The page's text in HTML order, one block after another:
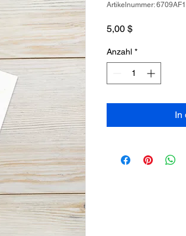
Artikelnummer:
5,00 $Preis
Anzahl *
In